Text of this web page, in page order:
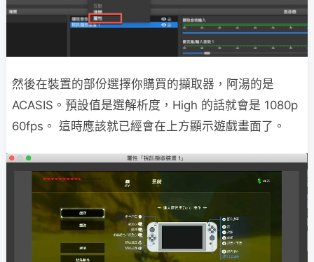
然後在裝置的部份選擇你購買的擷取器，阿湯的是
ACASIS。預設值是選解析度，High 的話就會是 1080p
60fps。 這時應該就已經會在上方顯示遊戲畫面了。